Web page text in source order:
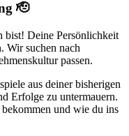
🫡
Deine Persönlichkeit
Wir suchen nach
passen.
aus deiner bisherigen
Erfolge zu untermauern.
und wie du ins